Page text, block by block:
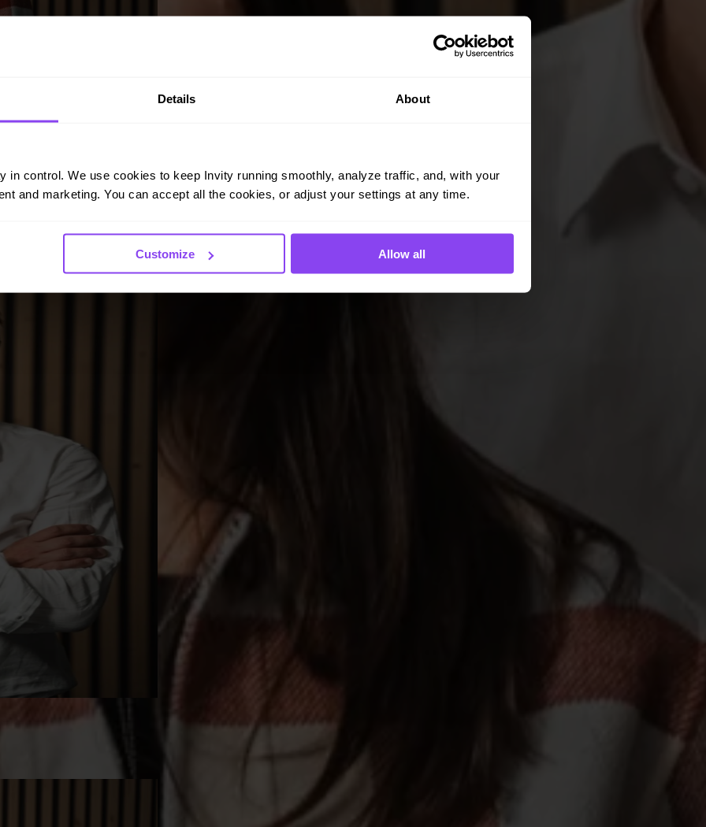
Details About
in control. We use cookies to keep Invity running smoothly, analyze traffic, and, with your
and marketing. You can accept all the cookies, or adjust your settings at any time.
Customize Allow all